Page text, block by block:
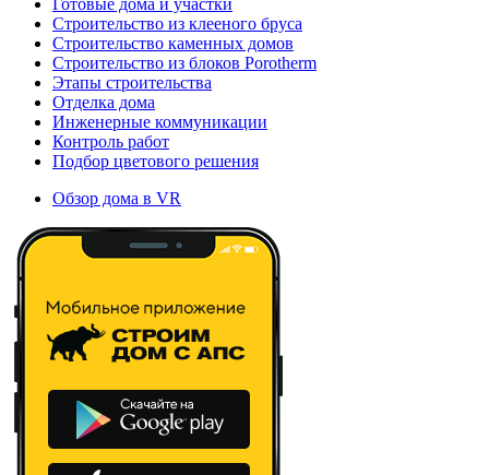
Готовые дома и участки
Строительство из клееного бруса
Строительство каменных домов
Строительство из блоков Porotherm
Этапы строительства
Отделка дома
Инженерные коммуникации
Контроль работ
Подбор цветового решения
Обзор дома в VR